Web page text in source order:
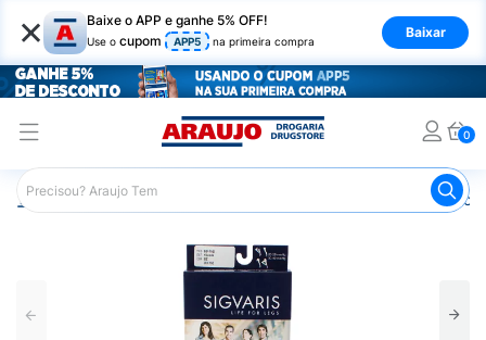
× Baixe o APP e ganhe 5% OFF!
Use o cupom APP5 na primeira compra
Baixar
0
Araujo Saúde e Bem Estar Meia de